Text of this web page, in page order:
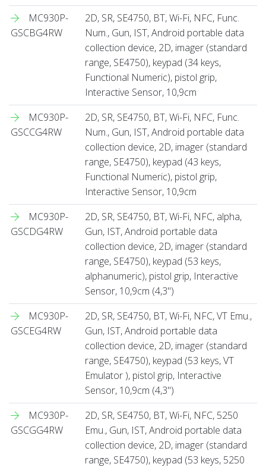
MC930P-
GSCBG4RW
2D, SR, SE4750, BT, Wi-Fi, NFC, Func.
Num., Gun, IST, Android portable data
collection device, 2D, imager (standard
range, SE4750), keypad (34 keys,
Functional Numeric), pistol grip,
Interactive Sensor, 10,9cm
MC930P-
GSCCG4RW
2D, SR, SE4750, BT, Wi-Fi, NFC, Func.
Num., Gun, IST, Android portable data
collection device, 2D, imager (standard
range, SE4750), keypad (43 keys,
Functional Numeric), pistol grip,
Interactive Sensor, 10,9cm
MC930P-
GSCDG4RW
2D, SR, SE4750, BT, Wi-Fi, NFC, alpha,
Gun, IST, Android portable data
collection device, 2D, imager (standard
range, SE4750), keypad (53 keys,
alphanumeric), pistol grip, Interactive
Sensor, 10,9cm (4,3'')
MC930P-
GSCEG4RW
2D, SR, SE4750, BT, Wi-Fi, NFC, VT Emu.,
Gun, IST, Android portable data
collection device, 2D, imager (standard
range, SE4750), keypad (53 keys, VT
Emulator ), pistol grip, Interactive
Sensor, 10,9cm (4,3'')
MC930P-
GSCGG4RW
2D, SR, SE4750, BT, Wi-Fi, NFC, 5250
Emu., Gun, IST, Android portable data
collection device, 2D, imager (standard
range, SE4750), keypad (53 keys, 5250